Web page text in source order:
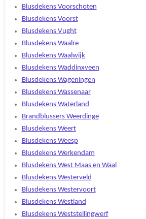
Blusdekens Voorschoten
Blusdekens Voorst
Blusdekens Vught
Blusdekens Waalre
Blusdekens Waalwijk
Blusdekens Waddinxveen
Blusdekens Wageningen
Blusdekens Wassenaar
Blusdekens Waterland
Brandblussers Weerdinge
Blusdekens Weert
Blusdekens Weesp
Blusdekens Werkendam
Blusdekens West Maas en Waal
Blusdekens Westerveld
Blusdekens Westervoort
Blusdekens Westland
Blusdekens Weststellingwerf